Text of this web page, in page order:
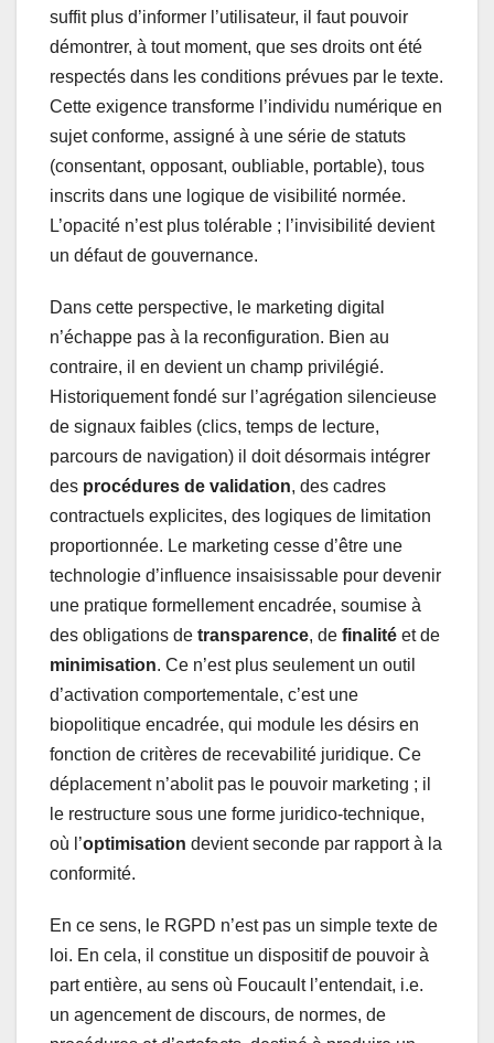
suffit plus d’informer l’utilisateur, il faut pouvoir
démontrer, à tout moment, que ses droits ont été
respectés dans les conditions prévues par le texte.
Cette exigence transforme l’individu numérique en
sujet conforme, assigné à une série de statuts
(consentant, opposant, oubliable, portable), tous
inscrits dans une logique de visibilité normée.
L’opacité n’est plus tolérable ; l’invisibilité devient
un défaut de gouvernance.
Dans cette perspective, le marketing digital
n’échappe pas à la reconfiguration. Bien au
contraire, il en devient un champ privilégié.
Historiquement fondé sur l’agrégation silencieuse
de signaux faibles (clics, temps de lecture,
parcours de navigation) il doit désormais intégrer
des procédures de validation, des cadres
contractuels explicites, des logiques de limitation
proportionnée. Le marketing cesse d’être une
technologie d’influence insaisissable pour devenir
une pratique formellement encadrée, soumise à
des obligations de transparence, de finalité et de
minimisation. Ce n’est plus seulement un outil
d’activation comportementale, c’est une
biopolitique encadrée, qui module les désirs en
fonction de critères de recevabilité juridique. Ce
déplacement n’abolit pas le pouvoir marketing ; il
le restructure sous une forme juridico-technique,
où l’optimisation devient seconde par rapport à la
conformité.
En ce sens, le RGPD n’est pas un simple texte de
loi. En cela, il constitue un dispositif de pouvoir à
part entière, au sens où Foucault l’entendait, i.e.
un agencement de discours, de normes, de